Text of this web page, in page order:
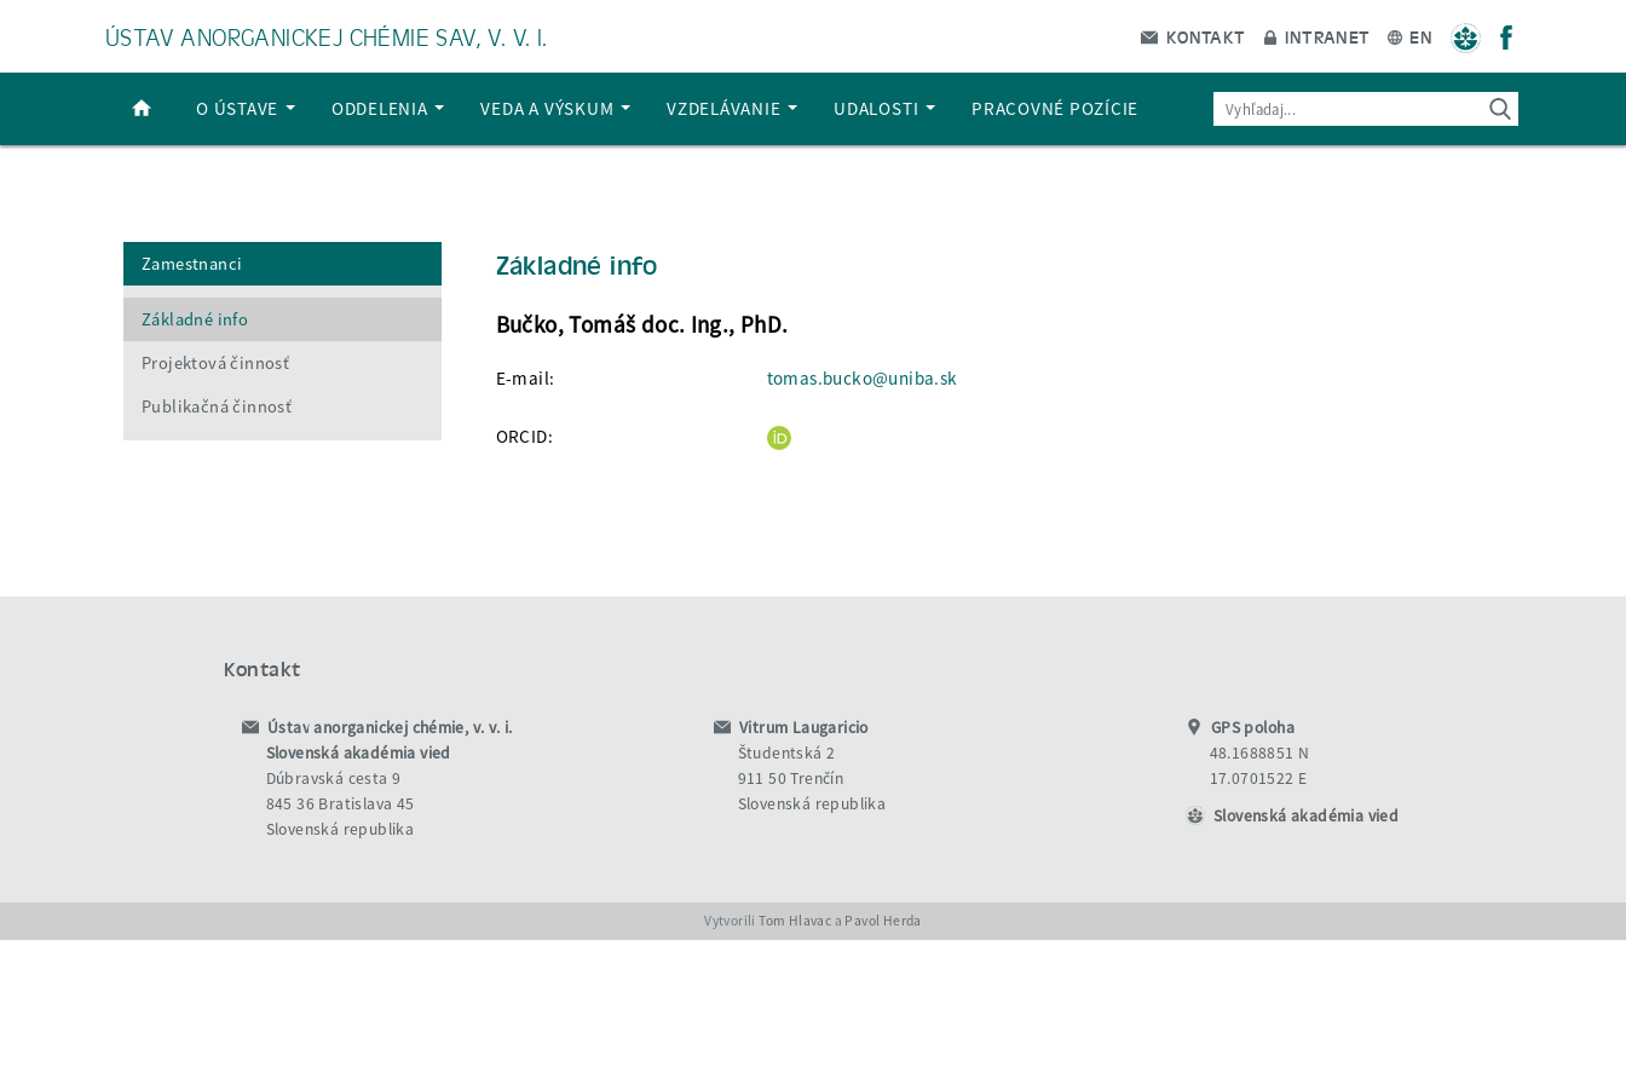
ÚSTAV ANORGANICKEJ CHÉMIE SAV, V. V. I. KONTAKT INTRANET EN
O ÚSTAVE ODDELENIA VEDA A VÝSKUM VZDELÁVANIE UDALOSTI PRACOVNÉ POZÍCIE
Základné info
Bučko, Tomáš doc. Ing., PhD.
E-mail: tomas.bucko@uniba.sk
ORCID:
Zamestnanci
Základné info
Projektová činnosť
Publikačná činnosť
Kontakt
Ústav anorganickej chémie, v. v. i.
Slovenská akadémia vied
Dúbravská cesta 9
845 36 Bratislava 45
Slovenská republika
Vitrum Laugaricio
Študentská 2
911 50 Trenčín
Slovenská republika
GPS poloha
48.1688851 N
17.0701522 E
Slovenská akadémia vied
VytvoriliTom Hlavac a Pavol Herda